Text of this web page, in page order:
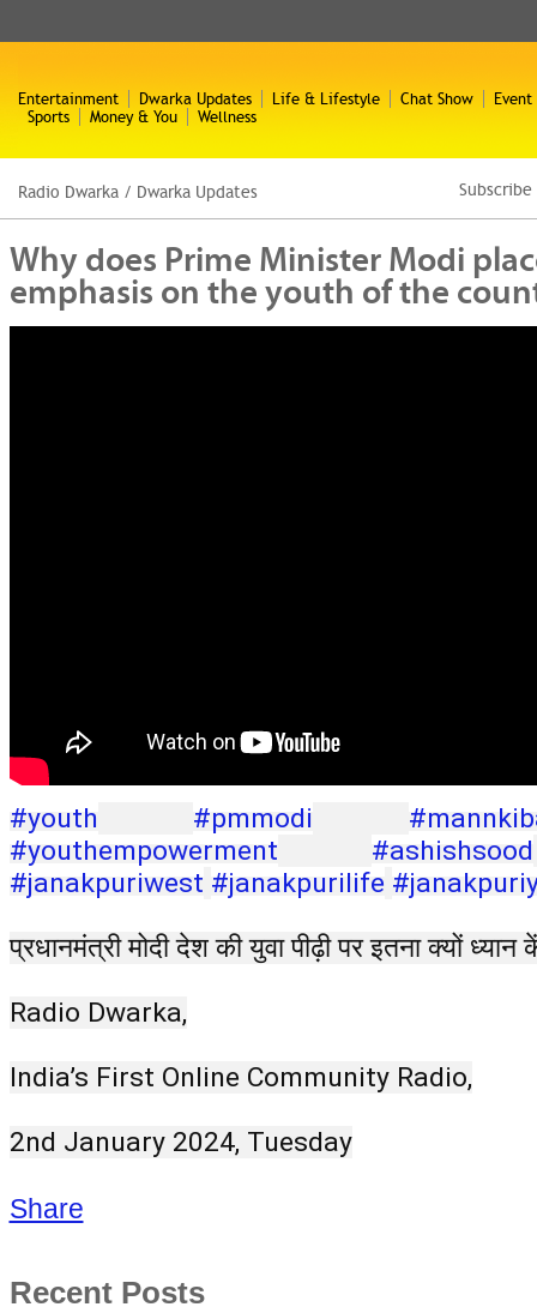
Entertainment Dwarka Updates Life & Lifestyle Chat Show
Event
Sports
Money & You Wellness
Radio Dwarka / Dwarka Updates
Why does Prime Minister Modi
emphasis on the youth of the
#youth #pmmodi
#youthempowerment
#ashishsood
#janakpuriwest #janakpurilife
प्रधानमंत्री मोदी देश की युवा पीढ़ी पर इतना क्यों
Radio Dwarka,
India’s First Online Community Radio,
2nd January 2024, Tuesday
Share
Recent Posts